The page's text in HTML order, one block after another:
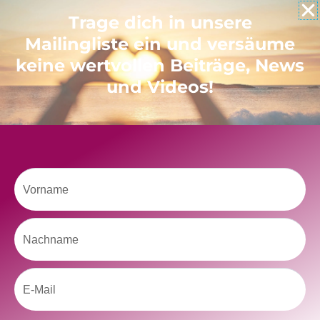
Like uns auf Facebook
Trage dich in unsere
Mailingliste ein und versäume
keine wertvollen Beiträge, News
und Videos!
Vorname
Nachname
Email